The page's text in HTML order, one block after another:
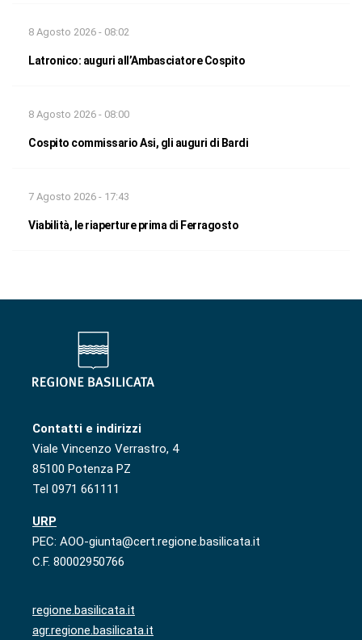
8 Agosto 2026 - 08:02
Latronico: auguri all’Ambasciatore Cospito
8 Agosto 2026 - 08:00
Cospito commissario Asi, gli auguri di Bardi
7 Agosto 2026 - 17:43
Viabilità, le riaperture prima di Ferragosto
Contatti e indirizzi
Viale Vincenzo Verrastro, 4
85100 Potenza PZ
Tel 0971 661111
URP
PEC: AOO-giunta@cert.regione.basilicata.it
C.F. 80002950766
regione.basilicata.it
agr.regione.basilicata.it